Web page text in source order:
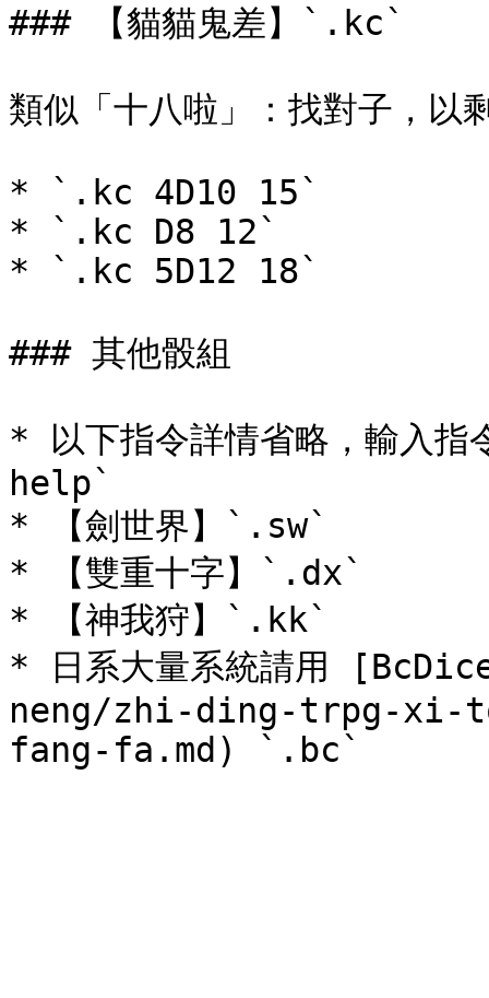
### 【貓貓鬼差】`.kc`
類似「十八啦」：找對子，以
* `.kc 4D10 15`
* `.kc D8 12`
* `.kc 5D12 18`
### 其他骰組
* 以下指令詳情省略，輸
help`
* 【劍世界】`.sw`
* 【雙重十字】`.dx`
* 【神我狩】`.kk`
* 日系大量系統請用
neng/zhi-ding-trpg-